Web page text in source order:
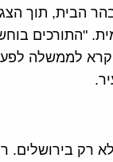
הבית, תוך
"התורכים
לממשלה
לא רק